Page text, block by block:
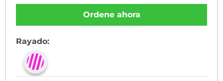
Ordene ahora
Rayado: